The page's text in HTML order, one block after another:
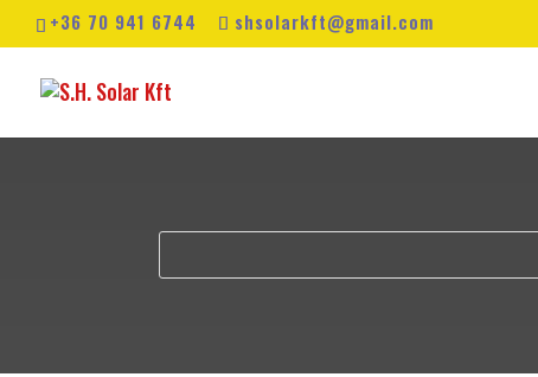
+36 70 941 6744 shsolarkft@gmail.com